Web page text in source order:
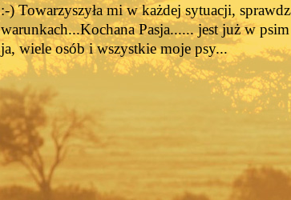
:-) Towarzyszyła mi w każdej sytuacji,
warunkach...Kochana Pasja...... jest już w
ja, wiele osób i wszystkie moje psy...